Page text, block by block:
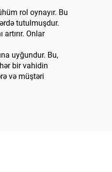
rol oynayır. Bu
tutulmuşdur.
Onlar
uyğundur. Bu,
bir vahidin
və müştəri